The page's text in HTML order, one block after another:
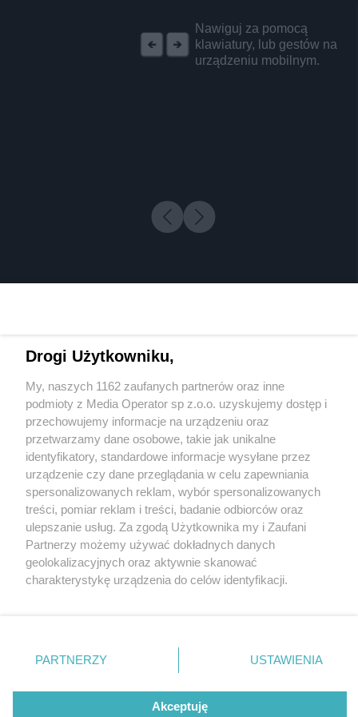
Nawiguj za pomocą
klawiatury, lub gestów na
urządzeniu mobilnym.
2 / 0
Wydawca mediów lokalnych
Nie zapomnij
zapoznać się z:
polityką prywatności
Twojemiasto
Piekary Śląskie
Chorzów
Tarnowskie Góry
Gliwice
Skontakuj sięz nami
Kontakt
Redakcja
Newsletter
Drogi Użytkowniku,
My, naszych 1162 zaufanych partnerów oraz inne
podmioty z Media Operator sp z.o.o. uzyskujemy dostęp i
przechowujemy informacje na urządzeniu oraz
przetwarzamy dane osobowe, takie jak unikalne
identyfikatory, standardowe informacje wysyłane przez
urządzenie czy dane przeglądania w celu zapewniania
spersonalizowanych reklam, wybór spersonalizowanych
treści, pomiar reklam i treści, badanie odbiorców oraz
ulepszanie usług. Za zgodą Użytkownika my i Zaufani
Partnerzy możemy używać dokładnych danych
geolokalizacyjnych oraz aktywnie skanować
charakterystykę urządzenia do celów identyfikacji.
zmienić/wycofać klikając przycisk ustawień prywatności
znajdujący się w lewym dolnym rogu strony
rodzaje przetwarzania danych nie wymagają zgody
użytkownika, ale masz prawo sprzeciwić się takiemu
PARTNERZY USTAWIENIA
Akceptuję